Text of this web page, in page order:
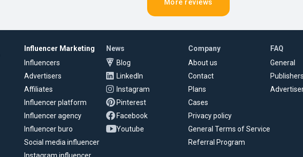
More reviews
Influencer Marketing
Influencers
Advertisers
Affiliates
Influencer platform
Influencer agency
Influencer buro
Social media influencer
Instagram influencer
News
Blog
LinkedIn
Instagram
Pinterest
Facebook
Youtube
Company
About us
Contact
Plans
Cases
Privacy policy
General Terms of Service
Referral Program
FAQ
General